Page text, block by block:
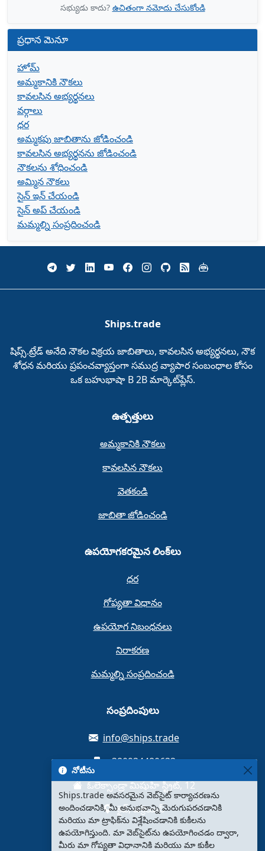
సభ్యుడు కాదు? ఉచితంగా నమోదు చేసుకోండి
ప్రధాన మెనూ
హోమ్
అమ్మకానికి నౌకలు
కావలసిన అభ్యర్థనలు
వర్గాలు
ధర
అమ్మకపు జాబితాను జోడించండి
కావలసిన అభ్యర్థనను జోడించండి
నౌకలను శోధించండి
అమ్మిన నౌకలు
సైన్ ఇన్ చేయండి
సైన్ అప్ చేయండి
మమ్మల్ని సంప్రదించండి
Ships.trade
షిప్స్.ట్రేడ్‌ అనేది నౌకల విక్రయ జాబితాలు, కావలసిన అభ్యర్థనలు, నౌక
శోధన మరియు ప్రపంచవ్యాప్తంగా సముద్ర వ్యాపార సంబంధాల కోసం
ఒక బహుభాషా B 2B మార్కెట్‌ప్లేస్‌.
ఉత్పత్తులు
అమ్మకానికి నౌకలు
కావలసిన నౌకలు
వెతకండి
జాబితా జోడించండి
ఉపయోగకరమైన లింక్‌లు
ధర
గోప్యతా విధానం
ఉపయోగ నిబంధనలు
నిరాకరణ
మమ్మల్ని సంప్రదించండి
సంప్రదింపులు
info@ships.trade
+380934480633
ఓలెక్సాండ్రా మిషుహి స్ట్రీట్, 12
కైవ్, ఉక్రెయిన్
నోటీసు
Ships.trade అవసరమైన వెబ్‌సైట్ కార్యాచరణను
అందించడానికి, మీ అనుభవాన్ని మెరుగుపరచడానికి
మరియు మా ట్రాఫిక్‌ను విశ్లేషించడానికి కుకీలను
ఉపయోగిస్తుంది. మా వెబ్‌సైట్‌ను ఉపయోగించడం ద్వారా,
మీరు మా గోప్యతా విధానానికి మరియు మా కుకీల